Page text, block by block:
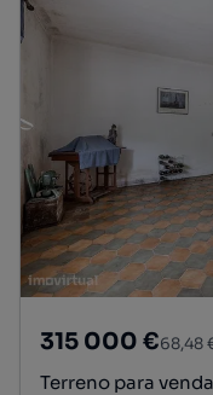
315 000 €68,48
Terreno para venda